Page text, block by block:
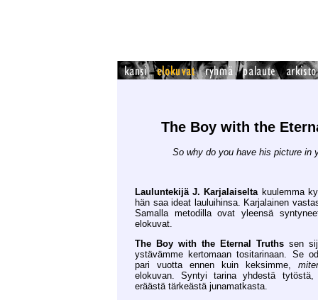
The Boy with the
So why do you have his picture in
Lauluntekijä J. Karjalaiseltakuulemma
hän saa ideat lauluihinsa. Karjalainen
Samalla metodilla ovat yleensä
elokuvat.
The Boy with the Eternal Truths sen
ystävämme kertomaan tositarinaan. Se
pari vuotta ennen kuin keksimme,
elokuvan. Syntyi tarina yhdestä
eräästä tärkeästä junamatkasta.